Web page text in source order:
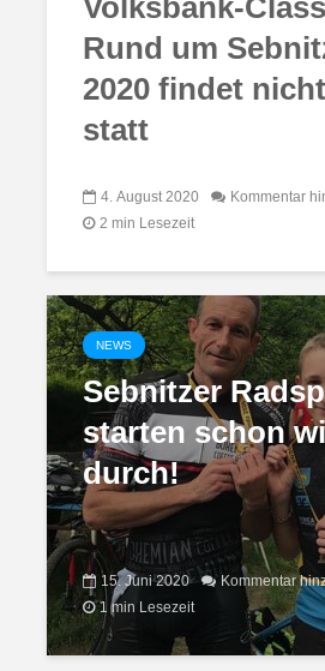
Volksbank-
Rund um
2020 findet nicht
statt
4. August 2020
Kommentar
2 min Lesezeit
NEWS
Sebnitzer
starten schon
durch!
15. Juni 2020
Kommentar
1 min Lesezeit